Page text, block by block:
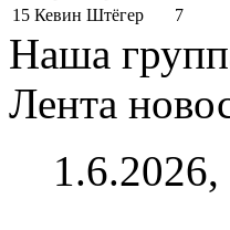
15 Кевин Штёгер 7
Наша
Лента
1.6.2026,